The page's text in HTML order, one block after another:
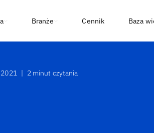
Branże Cennik Baza
| 2 minut czytania